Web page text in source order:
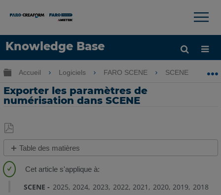
Knowledge Base
LANGUE
×
Développer/réduire la hiérarchie globale
Accueil Logiciels FARO SCENE SCENE
Exporter les paramètres de
numérisation dans SCENE
Enregistrer
en
tant
que
Table des matières
des
SCENE 2025 2024 2023 2022 2021 2020 2019 2018